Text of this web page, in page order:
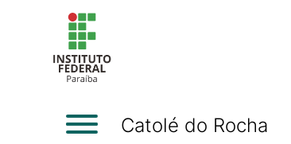
Catolé do Rocha